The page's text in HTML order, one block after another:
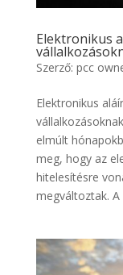
Elektronikus
Szerző: pcc
Elektronikus
elmúlt
meg, hogy az
hitelesítésre
megváltoztak. A